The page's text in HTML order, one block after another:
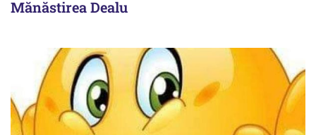
Mănăstirea Dealu